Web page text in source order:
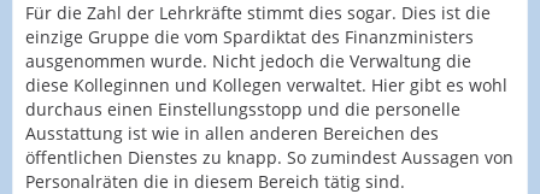
Für die Zahl der Lehrkräfte stimmt dies sogar. Dies ist die
einzige Gruppe die vom Spardiktat des Finanzministers
ausgenommen wurde. Nicht jedoch die Verwaltung die
diese Kolleginnen und Kollegen verwaltet. Hier gibt es wohl
durchaus einen Einstellungsstopp und die personelle
Ausstattung ist wie in allen anderen Bereichen des
öffentlichen Dienstes zu knapp. So zumindest Aussagen von
Personalräten die in diesem Bereich tätig sind.